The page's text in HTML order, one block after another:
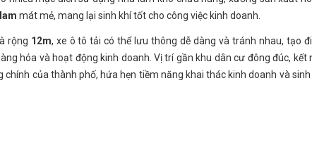
mát mẻ, mang lại sinh khí tốt cho công việc kinh doanh.
rộng 12m, xe ô tô tải có thể lưu thông dễ dàng và tránh nhau, tạo
hóa và hoạt động kinh doanh. Vị trí gần khu dân cư đông đúc, kết
của thành phố, hứa hẹn tiềm năng khai thác kinh doanh và sinh